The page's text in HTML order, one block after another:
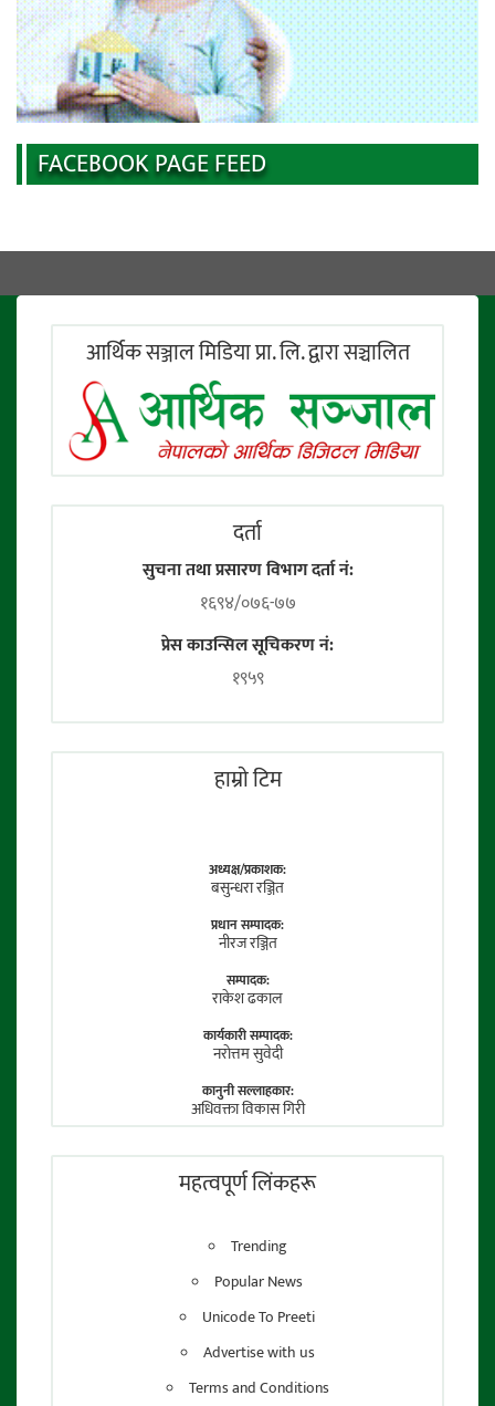
FACEBOOK PAGE FEED
आर्थिक सञ्जाल मिडिया प्रा. लि. द्वारा सञ्चालित
दर्ता
सुचना तथा प्रसारण विभाग दर्ता नं:
१६९४/०७६-७७
प्रेस काउन्सिल सूचिकरण नं:
१९५९
हाम्राे टिम
अध्यक्ष/प्रकाशक:
बसुन्धरा रञ्जित
प्रधान सम्पादक:
नीरज रञ्जित
सम्पादक:
राकेश ढकाल
कार्यकारी सम्पादक:
नराेत्तम सुवेदी
कानुनी सल्लाहकार:
अधिवक्ता विकास गिरी
तेजेन्द्र श्रेष्ठ
महत्वपूर्ण लिंकहरू
Trending
Popular News
Unicode To Preeti
Advertise with us
Terms and Conditions